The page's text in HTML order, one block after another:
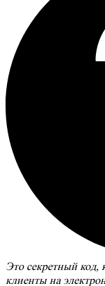
Это секретный
клиенты на